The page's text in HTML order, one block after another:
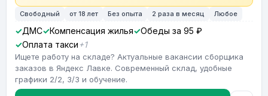
Свободный от 18 лет Без опыта 2 раза в месяц Любое
ДМС Компенсация жилья
Обеды за 95 ₽
Оплата такси +1
Ищете работу на складе? Актуальные вакансии сборщика
заказов в Яндекс Лавке. Современный склад, удобные
графики 2/2, 3/3 и обучение.